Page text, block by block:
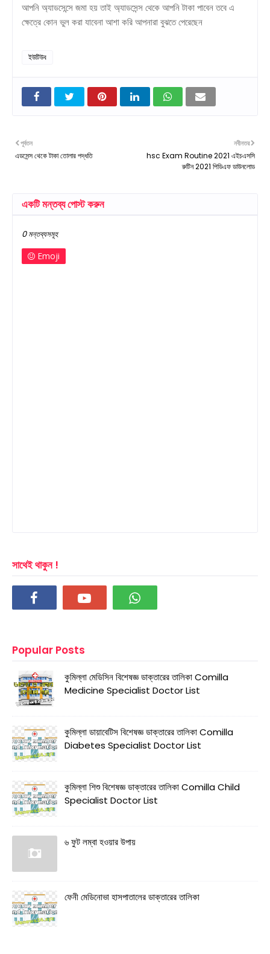
আপনি অ্যাডসেন্সে জমা হয় তাই অ্যাডসেন্স থেকে আপনি টাকা পাবেন তবে এ
ক্ষেত্রে কোন ভুল করা যাবেনা আশা করি আপনারা বুঝতে পেরেছেন
ইউটিউব
নবীনতর
hsc Exam Routine 2021 এইচএসসি
রুটিন 2021 পিডিএফ ডাউনলোড
পূর্বতন
এডসেন্স থেকে টাকা তোলার পদ্ধতি
একটি মন্তব্য পোস্ট করুন
0 মন্তব্যসমূহ
Emoji
সাথেই থাকুন !
Popular Posts
কুমিল্লা মেডিসিন বিশেষজ্ঞ ডাক্তারের তালিকা Comilla
Medicine Specialist Doctor List
কুমিল্লা ডায়াবেটিস বিশেষজ্ঞ ডাক্তারের তালিকা Comilla
Diabetes Specialist Doctor List
কুমিল্লা শিশু বিশেষজ্ঞ ডাক্তারের তালিকা Comilla Child
Specialist Doctor List
৬ ফুট লম্বা হওয়ার উপায়
ফেনী মেডিনোভা হাসপাতালের ডাক্তারের তালিকা